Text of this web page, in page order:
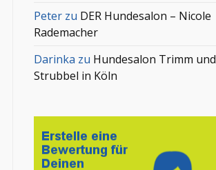
Peter zu DER Hundesalon – Nicole
Rademacher
Darinka zu Hundesalon Trimm und
Strubbel in Köln